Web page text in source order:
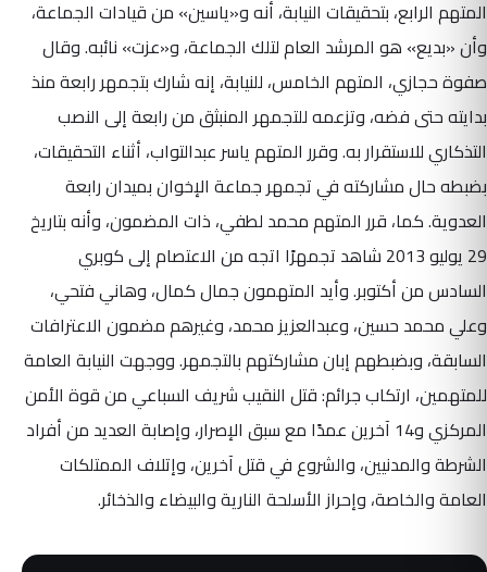
المتهم الرابع، بتحقيقات النيابة، أنه و«ياسين» من قيادات الجماعة،
وأن «بديع» هو المرشد العام لتلك الجماعة، و«عزت» نائبه. وقال
صفوة حجازي، المتهم الخامس، للنيابة، إنه شارك بتجمهر رابعة منذ
بدايته حتى فضه، وتزعمه للتجمهر المنبثق من رابعة إلى النصب
التذكاري للاستقرار به. وقرر المتهم ياسر عبدالتواب، أثناء التحقيقات،
بضبطه حال مشاركته في تجمهر جماعة الإخوان بميدان رابعة
العدوية. كما، قرر المتهم محمد لطفي، ذات المضمون، وأنه بتاريخ
29 يوليو 2013 شاهد تجمهرًا اتجه من الاعتصام إلى كوبري
السادس من أكتوبر. وأيد المتهمون جمال كمال، وهاني فتحي،
وعلي محمد حسين، وعبدالعزيز محمد، وغيرهم مضمون الاعترافات
السابقة، وبضبطهم إبان مشاركتهم بالتجمهر. ووجهت النيابة العامة
للمتهمين، ارتكاب جرائم: قتل النقيب شريف السباعي من قوة الأمن
المركزي و14 آخرين عمدًا مع سبق الإصرار، وإصابة العديد من أفراد
الشرطة والمدنيين، والشروع في قتل آخرين، وإتلاف الممتلكات
العامة والخاصة، وإحراز الأسلحة النارية والبيضاء والذخائر.